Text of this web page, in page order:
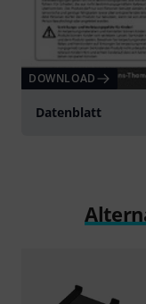
DOWNLOAD
Datenblatt